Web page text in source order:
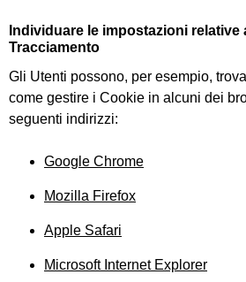
Individuare le impostazioni relative
Tracciamento
Gli Utenti possono, per esempio,
come gestire i Cookie in alcuni dei
seguenti indirizzi:
Google Chrome
Mozilla Firefox
Apple Safari
Microsoft Internet Explorer